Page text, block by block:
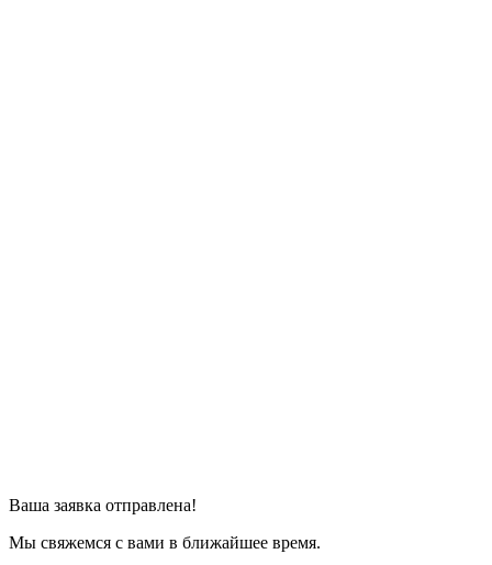
Ваша заявка отправлена!
Мы свяжемся с вами в ближайшее время.